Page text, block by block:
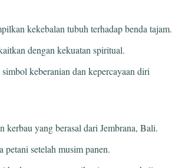
kekebalan tubuh terhadap benda tajam.
dengan kekuatan spiritual.
keberanian dan kepercayaan diri
kerbau yang berasal dari Jembrana, Bali.
setelah musim panen.